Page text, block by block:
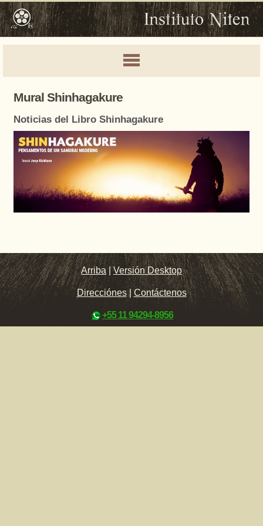
Mural Shinhagakure
Noticias del Libro Shinhagakure
Arriba |Versión Desktop
Direcciónes| Contáctenos
+55 11 94294-8956